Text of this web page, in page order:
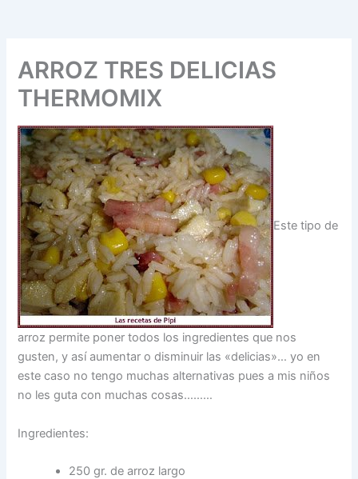
ARROZ TRES DELICIAS
THERMOMIX
Este tipo de
arroz permite poner todos los ingredientes que nos
gusten, y así aumentar o disminuir las «delicias»… yo en
este caso no tengo muchas alternativas pues a mis niños
no les guta con muchas cosas………
Ingredientes:
250 gr. de arroz largo